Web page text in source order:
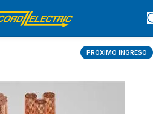
CABLES
PRÓXIMO INGRESO